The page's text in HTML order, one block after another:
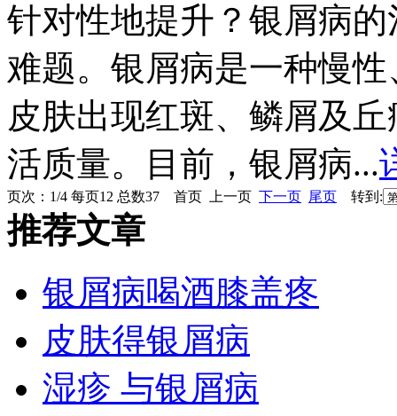
针对性地提升？银屑病
难题。银屑病是一种慢
皮肤出现红斑、鳞屑及
活质量。目前，银屑病...
页次：1/4 每页12 总数37 首页 上一页 下一页 尾页 转到:
推荐文章
银屑病喝酒膝盖疼
皮肤得银屑病
湿疹 与银屑病